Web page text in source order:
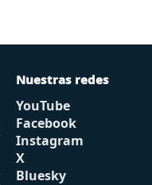
Nuestras redes
YouTube
Facebook
Instagram
X
Bluesky